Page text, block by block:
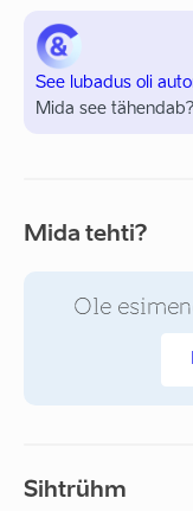
See lubadus oli
Mida see tähendab?
Mida tehti?
Ole
Sihtrühm